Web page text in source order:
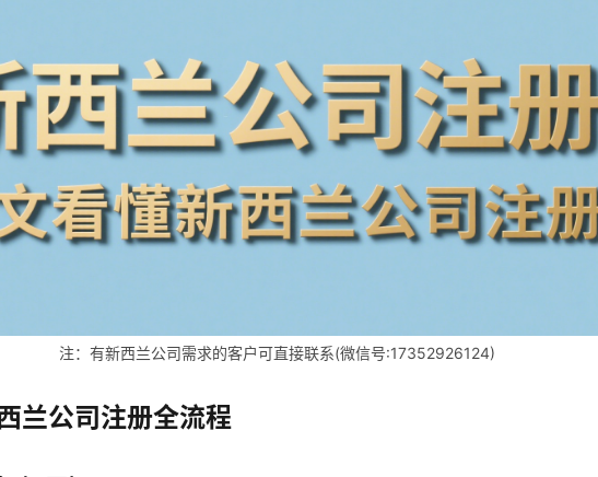
注：有新西兰公司需求的客户可直接联系(微信号:17352926124)
兰公司注册全流程